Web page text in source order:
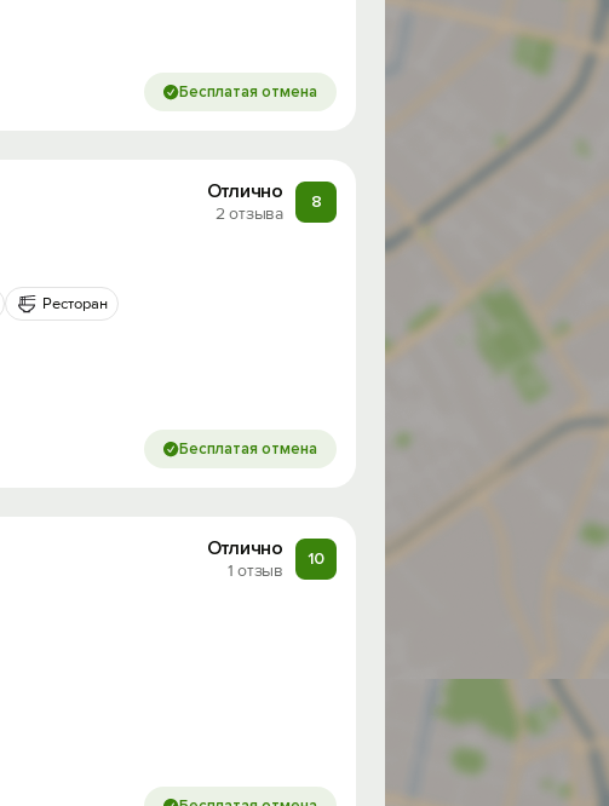
Бесплатая отмена
Отлично
2 отзыва
8
Ресторан
Бесплатая отмена
Отлично
1 отзыв
10
на